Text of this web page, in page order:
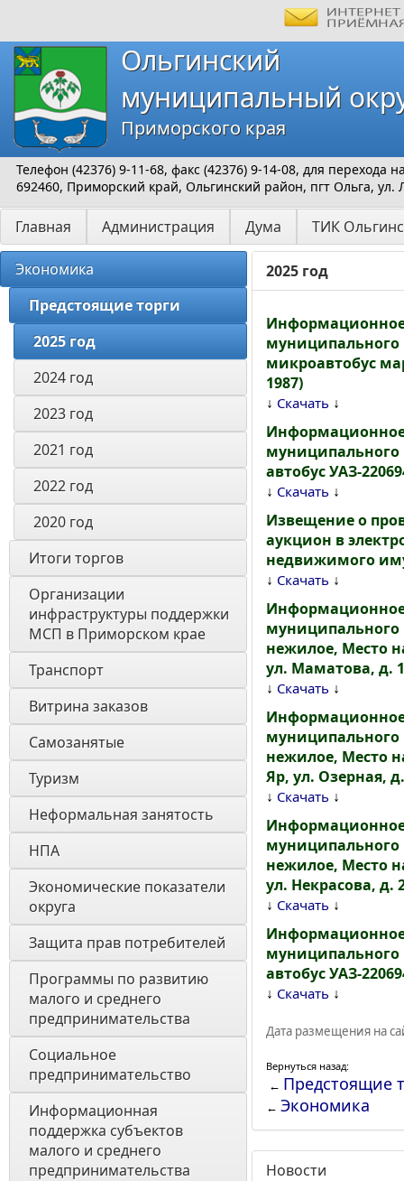
Ольгинский
муниципальный
Приморского края
Телефон (42376) 9-11-68, факс (42376) 9-14-08, для перехода
692460, Приморский край, Ольгинский район, пгт Ольга, ул.
Главная Администрация Дума ТИК
Экономика
Предстоящие торги
2025 год
2024 год
2023 год
2021 год
2022 год
2020 год
Итоги торгов
Организации
инфраструктуры поддержки
МСП в Приморском крае
Транспорт
Витрина заказов
Самозанятые
Туризм
Неформальная занятость
НПА
Экономические показатели
округа
Защита прав потребителей
Программы по развитию
малого и среднего
предпринимательства
Социальное
предпринимательство
Информационная
поддержка субъектов
малого и среднего
предпринимательства
2025 год
Информационное
муниципального
микроавтобус
1987)
↓ Скачать ↓
Информационное
муниципального
автобус УАЗ-
↓ Скачать ↓
Извещение о
аукцион в
недвижимого
↓ Скачать ↓
Информационное
нежилое, Место
ул. Маматова, д.
↓ Скачать ↓
Информационное
муниципального
нежилое, Место
Яр, ул. Озерная,
↓ Скачать ↓
Информационное
нежилое, Место
ул. Некрасова, д.
↓ Скачать ↓
Информационное
муниципального
автобус УАЗ-
↓ Скачать ↓
Дата размещения на
Вернуться назад:
← Предстоящие
← Экономика
Новости